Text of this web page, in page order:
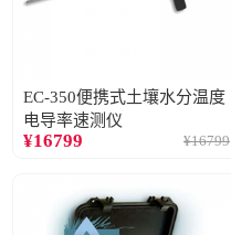
EC-350便携式土壤水分温度
电导率速测仪
¥16799 ¥16799